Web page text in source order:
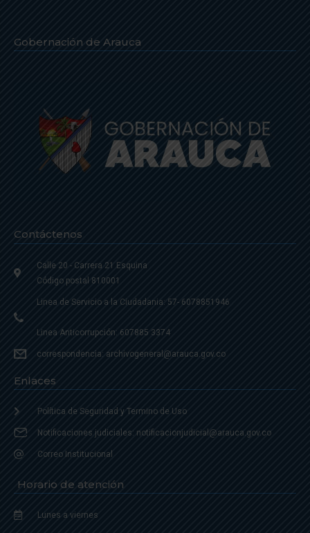
Gobernación de Arauca
Contáctenos
Calle 20 - Carrera 21 Esquina
Código postal 810001
Linea de Servicio a la Ciudadania: 57- 6078851946
Linea Anticorrupción: 607885 3374
correspondencia: archivogeneral@arauca.gov.co
Enlaces
Política de Seguridad y Termino de Uso
Notificaciones judiciales: notificacionjudicial@arauca.gov.co
Correo Institucional
Horario de atención
Lunes a viernes